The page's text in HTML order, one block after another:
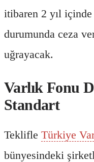
itibaren 2 yıl
durumunda ceza
uğrayacak.
Varlık Fonu
Standart
Teklifle Türkiye
bünyesindeki